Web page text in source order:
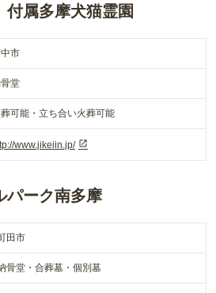
属多摩犬猫霊園
市
堂
可能・立ち合い火葬可能
www.jikeiin.jp/
パーク南多摩
田市
骨堂・合葬墓・個別墓